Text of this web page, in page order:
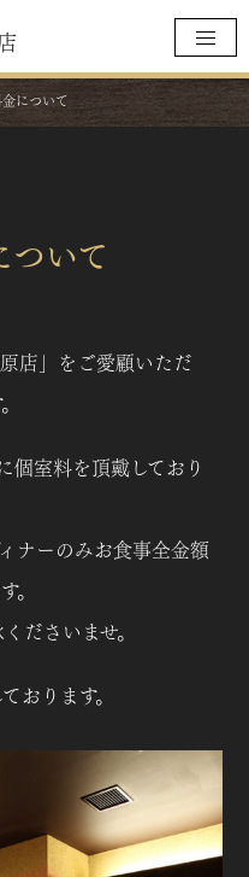
について
いて
店」をご愛顧いただ
個室料を頂戴しており
ナーのみお食事全金額
。
ださいませ。
おります。